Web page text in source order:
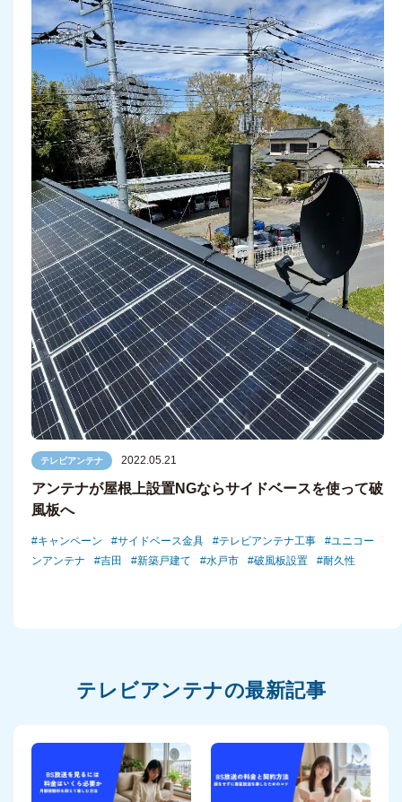
テレビアンテナ 2022.05.21
アンテナが屋根上設置NGならサイドベースを使って破
風板へ
キャンペーン サイドベース金具 テレビアンテナ工事
ユニコー
ンアンテナ
吉田 新築戸建て 水戸市 破風板設置 耐久性
テレビアンテナの最新記事